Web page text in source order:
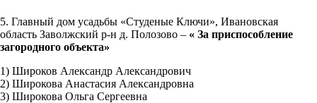
5. Главный дом усадьбы «Студеные Ключи», Ивановская
область Заволжский р-н д. Полозово – « За приспособление
загородного объекта»
1) Широков Александр Александрович
2) Широкова Анастасия Александровна
3) Широкова Ольга Сергеевна